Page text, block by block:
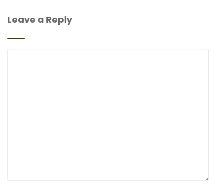
Leave a Reply